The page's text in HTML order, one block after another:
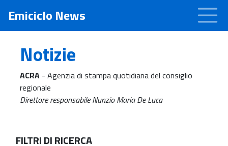
Emiciclo News
Notizie
ACRA - Agenzia di stampa quotidiana del consiglio
regionale
Direttore responsabile Nunzio Maria De Luca
FILTRI DI RICERCA